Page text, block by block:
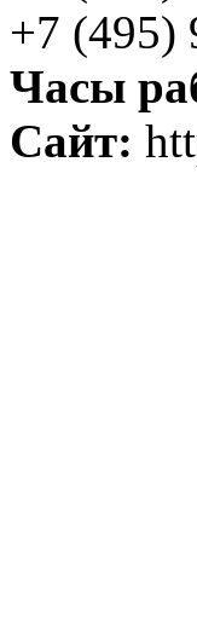
+7 (495)
Часы
Сайт: